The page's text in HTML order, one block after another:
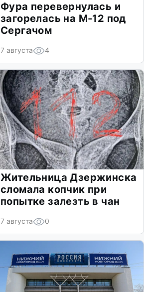
Фура перевернулась и
загорелась на М-12 под
Сергачом
7 августа 4
Жительница Дзержинска
сломала копчик при
попытке залезть в чан
7 августа 0